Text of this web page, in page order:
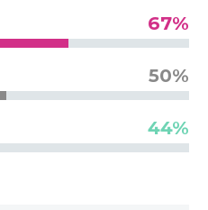
67%
50%
44%